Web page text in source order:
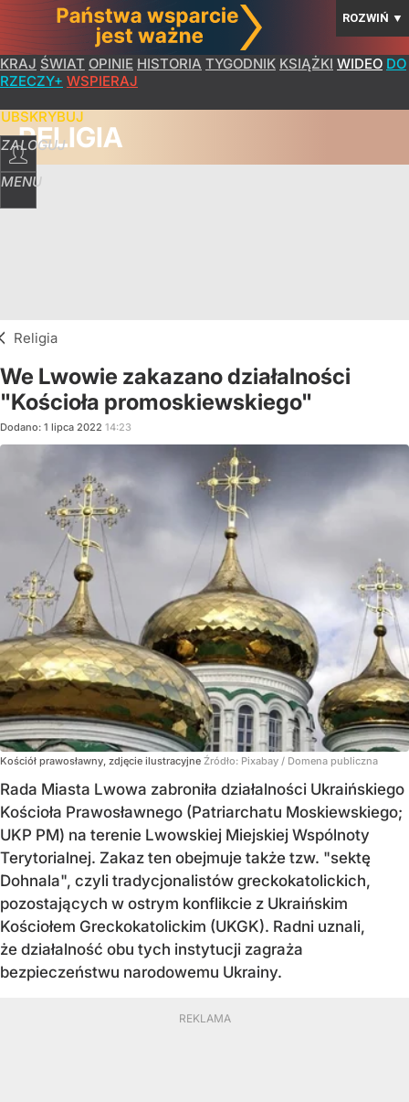
ROZWIŃ ▼
KRAJ ŚWIAT OPINIE HISTORIA TYGODNIK KSIĄŻKI WIDEO DO
RZECZY+ WSPIERAJ
ZALOGUJ
MENU
RELIGIA
Religia
We Lwowie zakazano działalności
"Kościoła promoskiewskiego"
Dodano: 1 lipca 2022 14:23
Kościół prawosławny, zdjęcie ilustracyjne Źródło: Pixabay / Domena publiczna
Rada Miasta Lwowa zabroniła działalności Ukraińskiego
Kościoła Prawosławnego (Patriarchatu Moskiewskiego;
UKP PM) na terenie Lwowskiej Miejskiej Wspólnoty
Terytorialnej. Zakaz ten obejmuje także tzw. "sektę
Dohnala", czyli tradycjonalistów greckokatolickich,
pozostających w ostrym konflikcie z Ukraińskim
Kościołem Greckokatolickim (UKGK). Radni uznali,
że działalność obu tych instytucji zagraża
bezpieczeństwu narodowemu Ukrainy.